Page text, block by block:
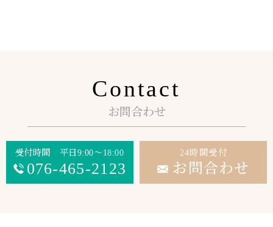
Contact
お問合わせ
受付時間 平日9:00～18:00
076-465-2123
24時間受付
お問合わせ